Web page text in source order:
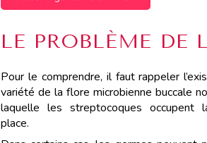
LE PROBLÈME DE
Pour le comprendre, il faut rappeler
variété de la flore microbienne buccale
laquelle les streptocoques occupent
place.